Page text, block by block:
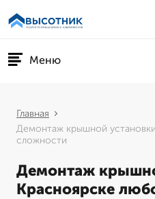
Меню
Главная
Демонтаж крышной
сложности
Демонтаж
Красноярске